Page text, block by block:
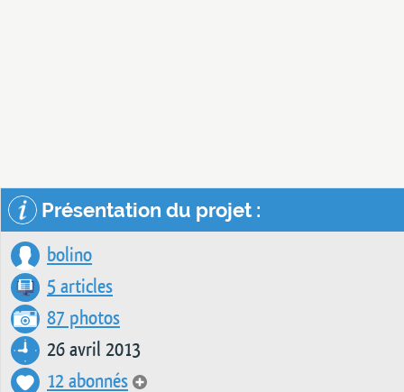
Présentation du projet :
bolino
5 articles
87 photos
26 avril 2013
12 abonnés